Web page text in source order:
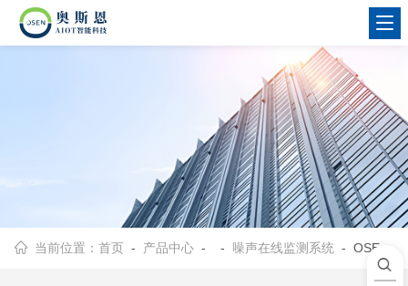
当前位置：首页 - 产品中心 - - 噪声在线监测系统 - OSEN-Z02大湾区火力发电厂噪声影响在线监测系统